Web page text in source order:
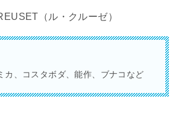
（ル・クルーゼ）
カ、コスタボダ、能作、ブナコなど